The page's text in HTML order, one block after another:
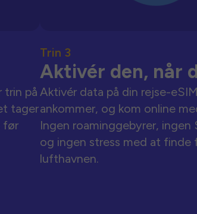
trin på
tager
før
Trin 3
Aktivér den, når
Aktivér data på din rejse-
ankommer, og kom online
Ingen roaminggebyrer,
og ingen stress med at finde
lufthavnen.